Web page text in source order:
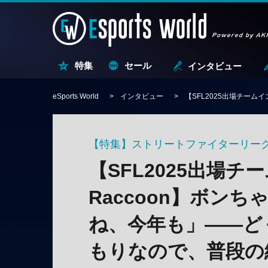
特集 セール インタビュー
eSports World インタビュー 【SFL2025出場チームイ
【特集】ストリートファイターリー
【SFL2025出場チ
Raccoon】ボンち
ね、今年も」——ど
もりなので、普段